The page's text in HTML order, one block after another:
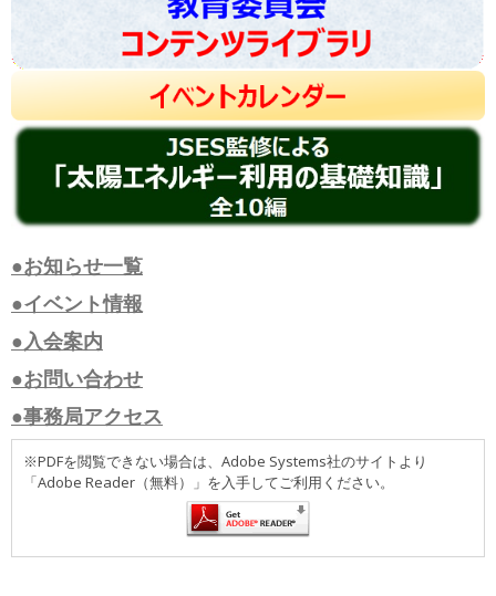
●お知らせ一覧
●イベント情報
●入会案内
●お問い合わせ
●事務局アクセス
※PDFを閲覧できない場合は、Adobe Systems社のサイトより
「Adobe Reader（無料）」を入手してご利用ください。